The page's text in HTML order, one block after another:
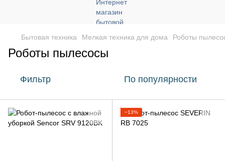
Бытовая техника Мелкая техника для дома Роботы
Роботы пылесосы
Фильтр По популярности
−13%